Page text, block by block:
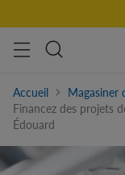
Accueil
Magasiner
Financez des projets
Édouard